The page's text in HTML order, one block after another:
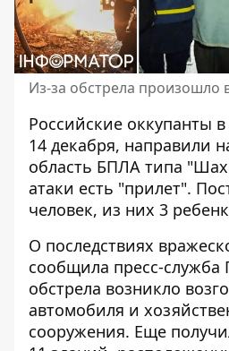
Из-за обстрела произошло
Российские оккупанты
14 декабря, направили
область БПЛА типа
атаки есть "прилет".
человек, из них 3
О последствиях
сообщила пресс-служба
обстрела возникло
автомобиля и
сооружения. Еще